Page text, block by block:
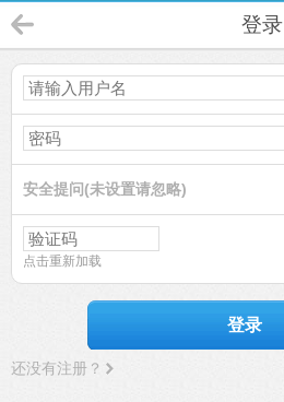
登录
安全提问(未设置请忽略)
点击重新加载
登录
还没有注册？